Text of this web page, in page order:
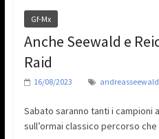
Gf-Mx
Anche Seewald e
Raid
16/08/2023 andreasseewald
Sabato saranno tanti i campioni
sull’ormai classico percorso